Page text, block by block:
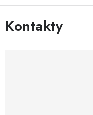
NÁHRADNÉ DIELY
Kontakty